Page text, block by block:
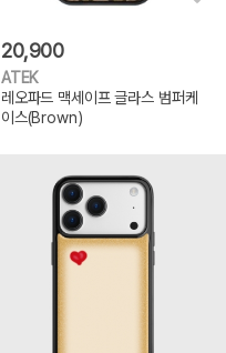
20,900
ATEK
레오파드 맥세이프 글라스 범퍼케
이스(Brown)